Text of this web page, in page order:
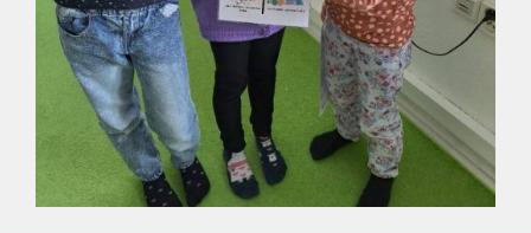
Vyhledávání na webu